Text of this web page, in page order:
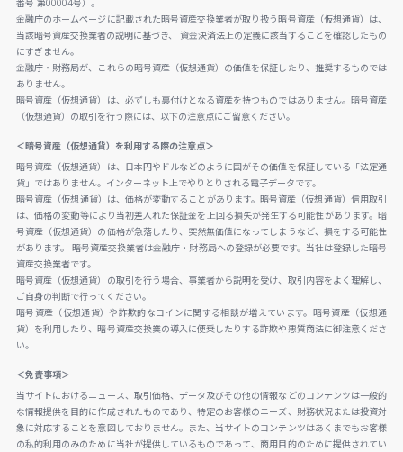
番号 第00004号）。
金融庁のホームページに記載された暗号資産交換業者が取り扱う暗号資産（仮想通貨）は、
当該暗号資産交換業者の説明に基づき、 資金決済法上の定義に該当することを確認したもの
にすぎません。
金融庁・財務局が、これらの暗号資産（仮想通貨）の価値を保証したり、推奨するものでは
ありません。
暗号資産（仮想通貨）は、必ずしも裏付けとなる資産を持つものではありません。暗号資産
（仮想通貨）の取引を行う際には、以下の注意点にご留意ください。
＜暗号資産（仮想通貨）を利用する際の注意点＞
暗号資産（仮想通貨）は、日本円やドルなどのように国がその価値を保証している「法定通
貨」ではありません。インターネット上でやりとりされる電子データです。
暗号資産（仮想通貨）は、価格が変動することがあります。暗号資産（仮想通貨）信用取引
は、価格の変動等により当初差入れた保証金を上回る損失が発生する可能性があります。暗
号資産（仮想通貨）の価格が急落したり、突然無価値になってしまうなど、損をする可能性
があります。 暗号資産交換業者は金融庁・財務局への登録が必要です。当社は登録した暗号
資産交換業者です。
暗号資産（仮想通貨）の取引を行う場合、事業者から説明を受け、取引内容をよく理解し、
ご自身の判断で行ってください。
暗号資産（仮想通貨）や詐欺的なコインに関する相談が増えています。暗号資産（仮想通
貨）を利用したり、暗号資産交換業の導入に便乗したりする詐欺や悪質商法に御注意くださ
い。
＜免責事項＞
当サイトにおけるニュース、取引価格、データ及びその他の情報などのコンテンツは一般的
な情報提供を目的に作成されたものであり、特定のお客様のニーズ、財務状況または投資対
象に対応することを意図しておりません。また、当サイトのコンテンツはあくまでもお客様
の私的利用のみのために当社が提供しているものであって、商用目的のために提供されてい